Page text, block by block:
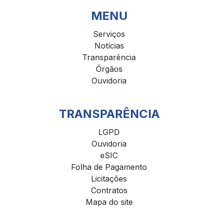
MENU
Serviços
Notícias
Transparência
Órgãos
Ouvidoria
TRANSPARÊNCIA
LGPD
Ouvidoria
eSIC
Folha de Pagamento
Licitações
Contratos
Mapa do site